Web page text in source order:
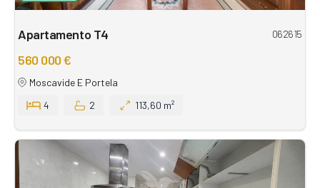
Apartamento T4 062615
560 000 €
Moscavide E Portela
4
2 113,60 m²